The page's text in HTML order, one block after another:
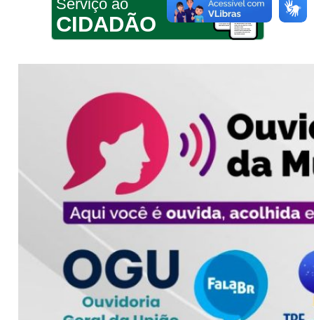
Serviço ao
CIDADÃO